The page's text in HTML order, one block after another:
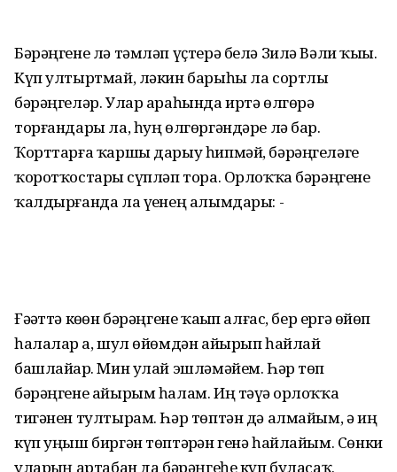
Бәрәңгене лә тәмләп үҫтерә белә Зилә Вәли ҡыҙы.
Күп ултыртмай, ләкин барыһы ла сортлы
бәрәңгеләр. Улар араһында иртә өлгөрә
торғандары ла, һуң өлгөргәндәре лә бар.
Ҡорттарға ҡаршы дарыу һипмәй, бәрәңгеләге
ҡоротҡостарҙы сүпләп тора. Орлоҡҡа бәрәңгене
ҡалдырғанда ла үҙенең алымдары: -
Ғәҙәттә көҙөн бәрәңгене ҡаҙып алғас, бер ергә өйөп
һалалар ҙа, шул өйөмдән айырып һайлай
башлайҙар. Мин улай эшләмәйем. Һәр төп
бәрәңгене айырым һалам. Иң тәүҙә орлоҡҡа
тигәнен тултырам. Һәр төптән дә алмайым, ә иң
күп уңыш биргән төптәрҙән генә һайлайым. Сөнки
уларҙың артабан да бәрәңгеһе күп буласаҡ.